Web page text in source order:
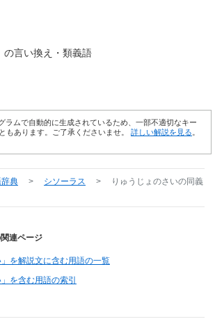
の言い換え・類義語
ラムで自動的に生成されているため、一部不適切なキー
もあります。ご了承くださいませ。 詳しい解説を見る
典 > シソーラス > りゅうじょのさいの同義
連ページ
」を解説文に含む用語の一覧
を含む用語の索引